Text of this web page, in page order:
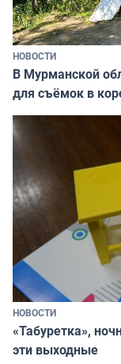
НОВОСТИ
В Мурманской
для съёмок в
НОВОСТИ
«Табуретка»,
эти выходные